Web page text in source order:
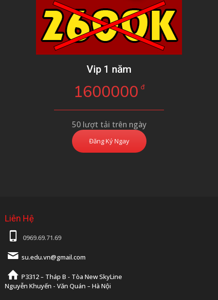
Vip 1 năm
1600000 đ
50 lượt tải trên ngày
Đăng Ký Ngay
Liên Hệ
0969.69.71.69
su.edu.vn@gmail.com
P3312 – Tháp B - Tòa New SkyLine
Nguyễn Khuyến - Văn Quán – Hà Nội